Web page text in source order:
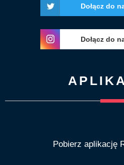
Dołącz do
Dołącz do
Pobierz aplikację